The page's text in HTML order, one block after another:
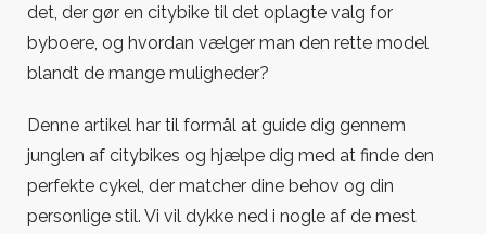
det, der gør en citybike til det oplagte valg for
byboere, og hvordan vælger man den rette model
blandt de mange muligheder?
Denne artikel har til formål at guide dig gennem
junglen af citybikes og hjælpe dig med at finde den
perfekte cykel, der matcher dine behov og din
personlige stil. Vi vil dykke ned i nogle af de mest